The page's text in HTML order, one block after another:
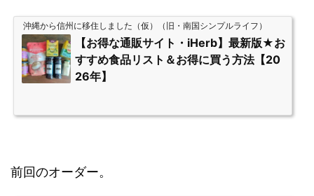
沖縄から信州に移住しました（仮）（旧・南国シンプルライフ）
【お得な通販サイト・iHerb】最新版★お
すすめ食品リスト＆お得に買う方法【20
26年】
前回のオーダー。